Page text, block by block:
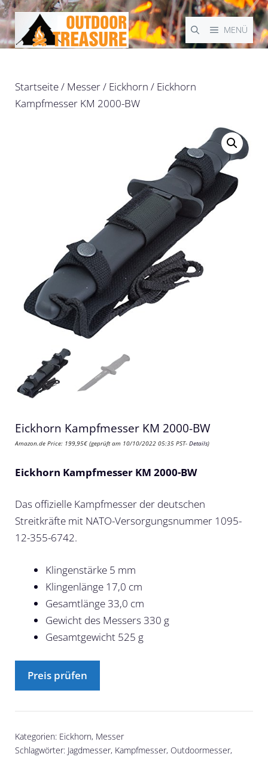
Zum
Inhalt
springen
MENÜ
Startseite/ Messer/ Eickhorn / Eickhorn
Kampfmesser KM 2000-BW
Eickhorn Kampfmesser KM 2000-BW
Amazon.de Price: 199,95€ (geprüft am 10/10/2022 05:35 PST- Details)
Eickhorn Kampfmesser KM 2000-BW
Das offizielle Kampfmesser der deutschen
Streitkräfte mit NATO-Versorgungsnummer 1095-
12-355-6742.
Klingenstärke 5 mm
Klingenlänge 17,0 cm
Gesamtlänge 33,0 cm
Gewicht des Messers 330 g
Gesamtgewicht 525 g
Preis prüfen
Kategorien: Eickhorn, Messer
Schlagwörter: Jagdmesser, Kampfmesser, Outdoormesser,